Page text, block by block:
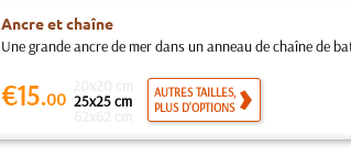
Ancre et chaîne
Une grande ancre de mer dans un anneau de chaîne de
€15.00 25x25 cm
AUTRES TAILLES,
PLUS D'OPTIONS